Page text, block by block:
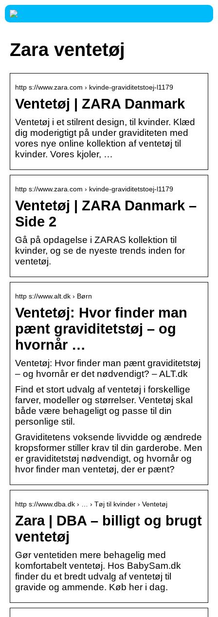
Zara ventetøj
http s://www.zara.com › kvinde-graviditetstoej-l1179
Ventetøj | ZARA Danmark
Ventetøj i et stilrent design, til kvinder. Klæd
dig moderigtigt på under graviditeten med
vores nye online kollektion af ventetøj til
kvinder. Vores kjoler, …
http s://www.zara.com › kvinde-graviditetstoej-l1179
Ventetøj | ZARA Danmark –
Side 2
Gå på opdagelse i ZARAS kollektion til
kvinder, og se de nyeste trends inden for
ventetøj.
http s://www.alt.dk › Børn
Ventetøj: Hvor finder man
pænt graviditetstøj – og
hvornår …
Ventetøj: Hvor finder man pænt graviditetstøj
– og hvornår er det nødvendigt? – ALT.dk
Find et stort udvalg af ventetøj i forskellige
farver, modeller og størrelser. Ventetøj skal
både være behageligt og passe til din
personlige stil.
Graviditetens voksende livvidde og ændrede
kropsformer stiller krav til din garderobe. Men
er graviditetstøj nødvendigt, og hvornår og
hvor finder man ventetøj, der er pænt?
http s://www.dba.dk › … › Tøj til kvinder › Ventetøj
Zara | DBA – billigt og brugt
ventetøj
Gør ventetiden mere behagelig med
komfortabelt ventetøj. Hos BabySam.dk
finder du et bredt udvalg af ventetøj til
gravide og ammende. Køb her i dag.